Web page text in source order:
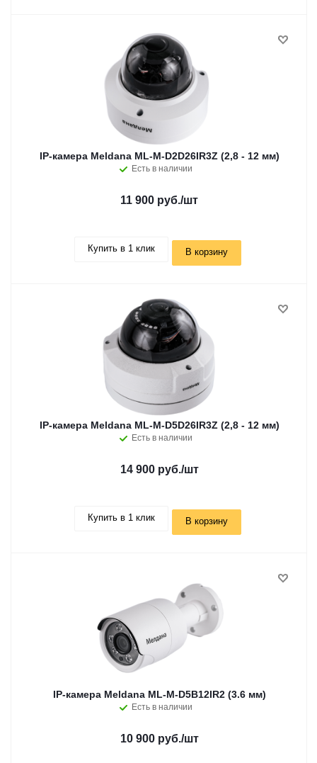
IP-камера Meldana ML-M-D2D26IR3Z (2,8 - 12 мм)
Есть в наличии
11 900 руб./шт
Купить в 1 клик В корзину
IP-камера Meldana ML-M-D5D26IR3Z (2,8 - 12 мм)
Есть в наличии
14 900 руб./шт
Купить в 1 клик В корзину
IP-камера Meldana ML-M-D5B12IR2 (3.6 мм)
Есть в наличии
10 900 руб./шт